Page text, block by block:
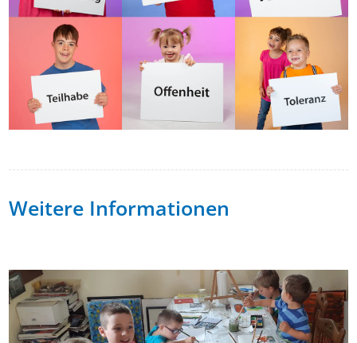
Weitere Informationen